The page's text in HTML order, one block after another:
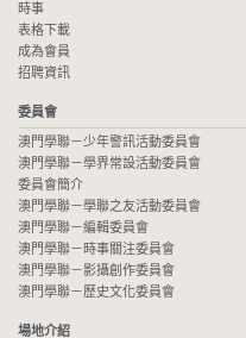
時事
表格下載
成為會員
招聘資訊
委員會
澳門學聯－少年警訊活動委員會
澳門學聯－學界常設活動委員會
委員會簡介
澳門學聯－學聯之友活動委員會
澳門學聯－編輯委員會
澳門學聯－時事關注委員會
澳門學聯－影攝創作委員會
澳門學聯－歷史文化委員會
場地介紹